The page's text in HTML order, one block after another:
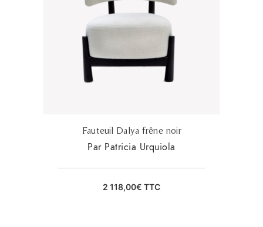
Fauteuil Dalya frêne noir
Par Patricia Urquiola
2 118,00€ TTC